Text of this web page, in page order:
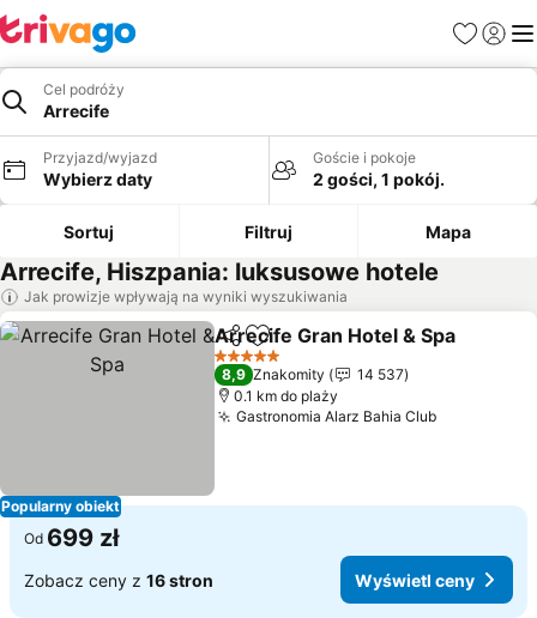
Ulubione
Cel podróży
Arrecife
Przyjazd/wyjazd
Wybierz daty
Goście i pokoje
2 gości, 1 pokój.
Sortuj Filtruj Mapa
Arrecife, Hiszpania: luksusowe hotele
Jak prowizje wpływają na wyniki wyszukiwania
Popularny obiekt
UdostępnijDodaj do ulubionych
Arrecife Gran Hotel & Spa
5 Kategoria
8,9 Znakomity
14 537
0.1 km do plaży
Gastronomia Alarz Bahia Club
Od 699 zł
Zobacz ceny z 16 stron Wyświetl ceny